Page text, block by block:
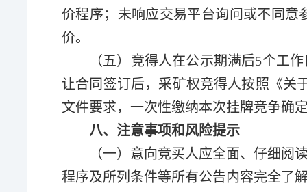
价程序；未响应交易平台询问或不同意
价。
（五）竞得人在公示期满后5个工
让合同签订后， 采矿权竞得人按照《关
文件要求，一次性缴纳本次挂牌竞争确
八、注意事项和风险提示
（一）意向竞买人应全面、仔细阅
程序及所列条件等所有公告内容完全了